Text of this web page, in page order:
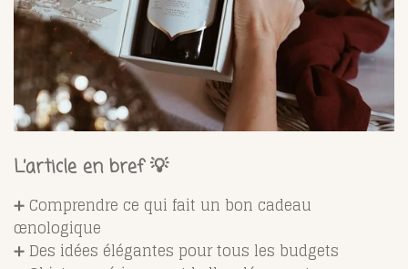
L’article en bref 💡
➕ Comprendre ce qui fait un bon cadeau
œnologique
➕ Des idées élégantes pour tous les budgets